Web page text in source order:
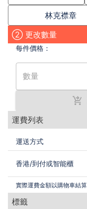
林克襟章
② 更改數量
每件價格：
數量
運費列表
運送方式
香港/到付或智能櫃
實際運費金額以購物車結
標籤